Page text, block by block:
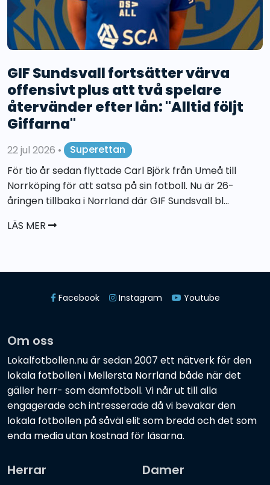
GIF Sundsvall fortsätter värva
offensivt plus att två spelare
återvänder efter lån: "Alltid följt
Giffarna"
22 jul 2026 •
Superettan
För tio år sedan flyttade Carl Björk från Umeå till
Norrköping för att satsa på sin fotboll. Nu är 26-
åringen tillbaka i Norrland där GIF Sundsvall bl...
LÄS MER
Facebook Instagram Youtube
Om oss
Lokalfotbollen.nu är sedan 2007 ett nätverk för den
lokala fotbollen i Mellersta Norrland både när det
gäller herr- som damfotboll. Vi når ut till alla
engagerade och intresserade då vi bevakar den
lokala fotbollen på såväl elit som bredd och det som
enda media utan kostnad för läsarna.
Herrar Damer